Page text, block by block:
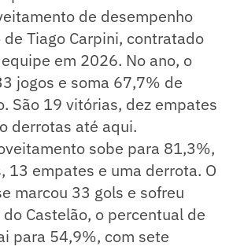
de desempenho
Tiago Carpini, contratado
em 2026. No ano, o
jogos e soma 67,7% de
São 19 vitórias, dez empates
derrotas até aqui.
sobe para 81,3%,
13 empates e uma derrota. O
marcou 33 gols e sofreu
Castelão, o percentual de
para 54,9%, com sete